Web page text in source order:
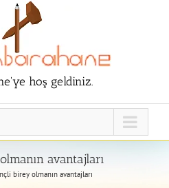
hoş geldiniz.
avantajları
birey olmanın avantajları